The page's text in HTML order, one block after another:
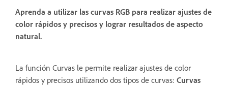
Aprenda a utilizar las curvas RGB para realizar ajustes de
color rápidos y precisos y lograr resultados de aspecto
natural.
La función Curvas le permite realizar ajustes de color
rápidos y precisos utilizando dos tipos de curvas: Curvas